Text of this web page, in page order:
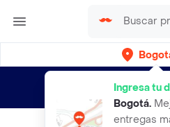
Ingresa tu
Bogotá.
entregas
envíos gratis por